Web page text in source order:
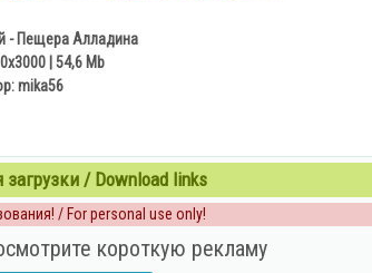
- Пещера Алладина
| 54,6 Mb
mika56
/ Download links
/ For personal use only!
короткую рекламу